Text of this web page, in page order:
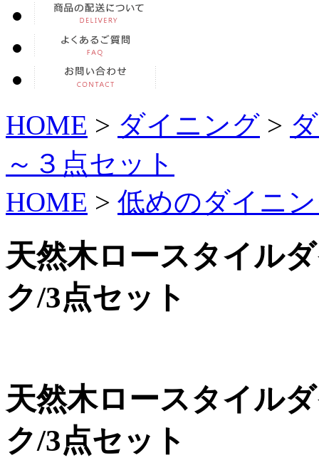
HOME > ダイニング >
～３点セット
HOME > 低めのダイニ
天然木ロースタイル
ク/3点セット
天然木ロースタイル
ク/3点セット